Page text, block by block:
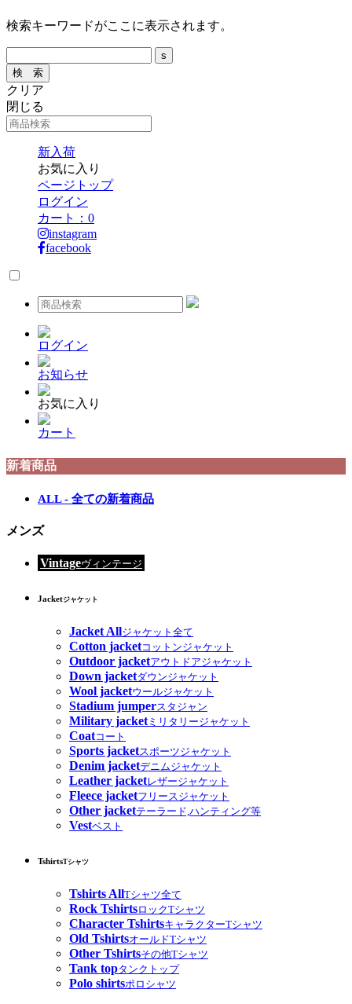
検索キーワードがここに表示されます。
クリア
閉じる
新入荷
お気に入り
ページトップ
ログイン
カート： 0
instagram
facebook
ログイン
お知らせ
お気に入り
カート
新着商品
ALL - 全ての新着商品
メンズ
Vintageヴィンテージ
Jacketジャケット
Jacket Allジャケット全て
Cotton jacketコットンジャケット
Outdoor jacketアウトドアジャケット
Down jacketダウンジャケット
Wool jacketウールジャケット
Stadium jumperスタジャン
Military jacketミリタリージャケット
Coatコート
Sports jacketスポーツジャケット
Denim jacketデニムジャケット
Leather jacketレザージャケット
Fleece jacketフリースジャケット
Other jacketテーラード,ハンティング等
Vestベスト
TshirtsTシャツ
Tshirts AllTシャツ全て
Rock TshirtsロックTシャツ
Character TshirtsキャラクターTシャツ
Old TshirtsオールドTシャツ
Other Tshirtsその他Tシャツ
Tank topタンクトップ
Polo shirtsポロシャツ